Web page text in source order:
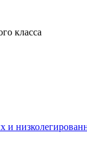
класса
и